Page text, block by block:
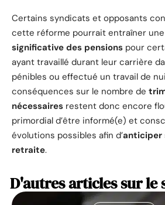
Certains syndicats et opposants
cette réforme pourrait entraîner une
significative des pensions pour
ayant travaillé durant leur carrière
pénibles ou effectué un travail de
conséquences sur le nombre de
nécessaires restent donc encore
primordial d’être informé(e) et
évolutions possibles afin d’anticiper
retraite.
D'autres articles sur le